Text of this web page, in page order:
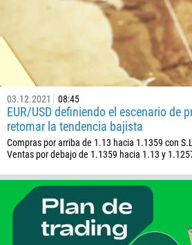
03.12.2021 08:45
EUR/USD definiendo el escenario de
retomar la tendencia bajista
Compras por arriba de 1.13 hacia 1.1359 con
Ventas por debajo de 1.1359 hacia 1.13 y